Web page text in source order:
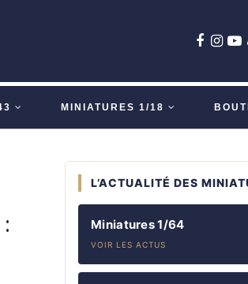
MINIATURES 1/18
L’ACTUALITÉ DES
Miniatures 1/64
VOIR LES ACTUS